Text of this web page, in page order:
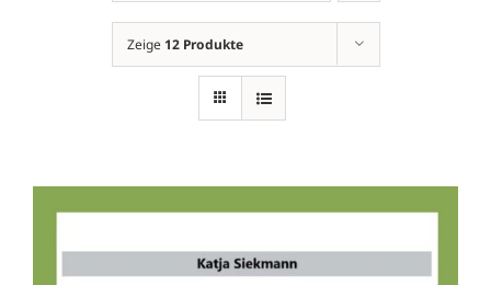
Berufliche Vita
Verlag
Zeige 12 Produkte